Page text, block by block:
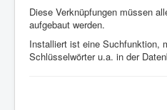
Diese Verknüpfungen müssen
aufgebaut werden.
Installiert ist eine Suchfunktion,
Schlüsselwörter u.a. in der